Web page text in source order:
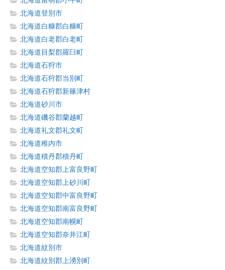
北海道登別市
北海道白糠郡白糠町
北海道白老郡白老町
北海道目梨郡羅臼町
北海道石狩市
北海道石狩郡当別町
北海道石狩郡新篠津村
北海道砂川市
北海道磯谷郡蘭越町
北海道礼文郡礼文町
北海道稚内市
北海道積丹郡積丹町
北海道空知郡上富良野町
北海道空知郡上砂川町
北海道空知郡中富良野町
北海道空知郡南富良野町
北海道空知郡南幌町
北海道空知郡奈井江町
北海道紋別市
北海道紋別郡上湧別町